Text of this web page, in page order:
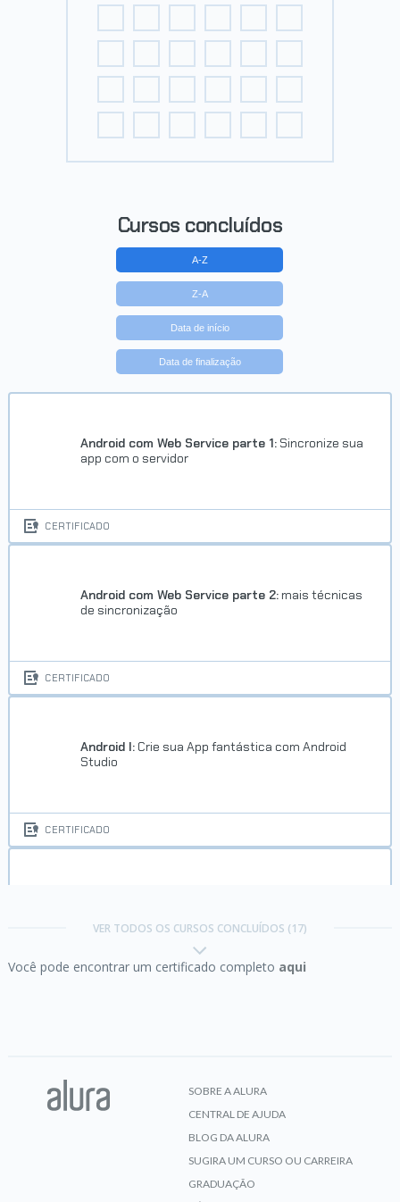
Cursos concluídos
A-Z
Z-A
Data de início
Data de finalização
Android com Web Service parte 1: Sincronize sua
app com o servidor
CERTIFICADO
Android com Web Service parte 2: mais técnicas
de sincronização
CERTIFICADO
Android I: Crie sua App fantástica com Android
Studio
CERTIFICADO
VER TODOS OS CURSOS CONCLUÍDOS (17)
Você pode encontrar um certificado completo aqui
SOBRE A ALURA
CENTRAL DE AJUDA
BLOG DA ALURA
SUGIRA UM CURSO OU CARREIRA
GRADUAÇÃO